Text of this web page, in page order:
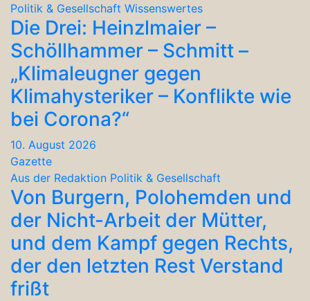
Politik & Gesellschaft Wissenswertes
Die Drei: Heinzlmaier –
Schöllhammer – Schmitt –
„Klimaleugner gegen
Klimahysteriker – Konflikte wie
bei Corona?“
10. August 2026
Gazette
Aus der Redaktion Politik & Gesellschaft
Von Burgern, Polohemden und
der Nicht-Arbeit der Mütter,
und dem Kampf gegen Rechts,
der den letzten Rest Verstand
frißt